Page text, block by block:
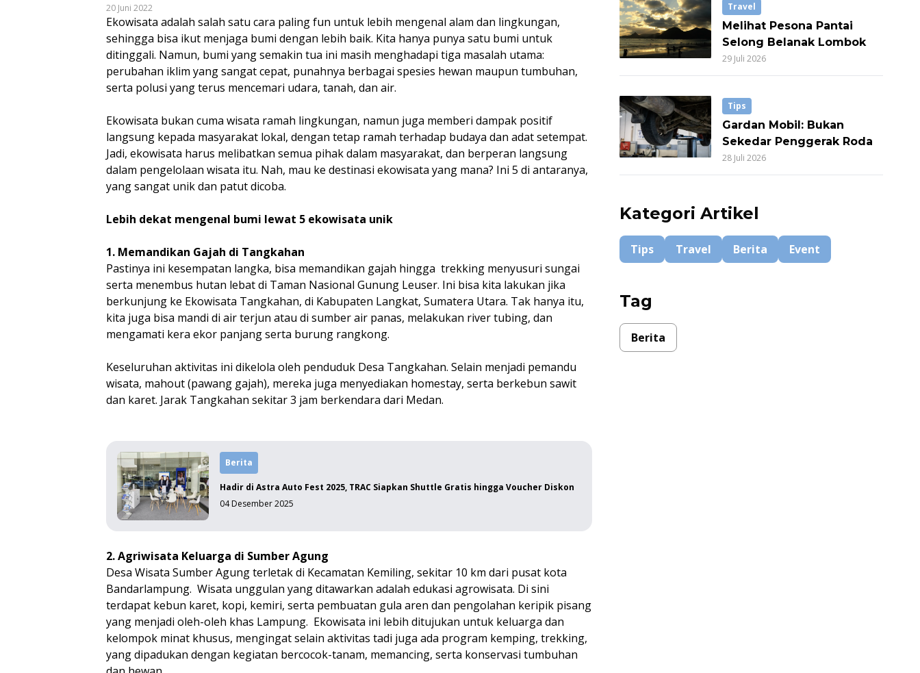
20 Juni 2022
Ekowisata adalah salah satu cara paling fun untuk lebih mengenal alam dan lingkungan,
sehingga bisa ikut menjaga bumi dengan lebih baik. Kita hanya punya satu bumi untuk
ditinggali. Namun, bumi yang semakin tua ini masih menghadapi tiga masalah utama:
perubahan iklim yang sangat cepat, punahnya berbagai spesies hewan maupun tumbuhan,
serta polusi yang terus mencemari udara, tanah, dan air.
Ekowisata bukan cuma wisata ramah lingkungan, namun juga memberi dampak positif
langsung kepada masyarakat lokal, dengan tetap ramah terhadap budaya dan adat setempat.
Jadi, ekowisata harus melibatkan semua pihak dalam masyarakat, dan berperan langsung
dalam pengelolaan wisata itu. Nah, mau ke destinasi ekowisata yang mana? Ini 5 di antaranya,
yang sangat unik dan patut dicoba.
Lebih dekat mengenal bumi lewat 5 ekowisata unik
1. Memandikan Gajah di Tangkahan
Pastinya ini kesempatan langka, bisa memandikan gajah hingga trekking menyusuri sungai
serta menembus hutan lebat di Taman Nasional Gunung Leuser. Ini bisa kita lakukan jika
berkunjung ke Ekowisata Tangkahan, di Kabupaten Langkat, Sumatera Utara. Tak hanya itu,
kita juga bisa mandi di air terjun atau di sumber air panas, melakukan river tubing, dan
mengamati kera ekor panjang serta burung rangkong.
Keseluruhan aktivitas ini dikelola oleh penduduk Desa Tangkahan. Selain menjadi pemandu
wisata, mahout (pawang gajah), mereka juga menyediakan homestay, serta berkebun sawit
dan karet. Jarak Tangkahan sekitar 3 jam berkendara dari Medan.
Berita
Hadir di Astra Auto Fest 2025, TRAC Siapkan Shuttle Gratis hingga Voucher Diskon
04 Desember 2025
2. Agriwisata Keluarga di Sumber Agung
Desa Wisata Sumber Agung terletak di Kecamatan Kemiling, sekitar 10 km dari pusat kota
Bandarlampung. Wisata unggulan yang ditawarkan adalah edukasi agrowisata. Di sini
terdapat kebun karet, kopi, kemiri, serta pembuatan gula aren dan pengolahan keripik pisang
yang menjadi oleh-oleh khas Lampung. Ekowisata ini lebih ditujukan untuk keluarga dan
kelompok minat khusus, mengingat selain aktivitas tadi juga ada program kemping, trekking,
yang dipadukan dengan kegiatan bercocok-tanam, memancing, serta konservasi tumbuhan
Travel
Melihat Pesona Pantai
Selong Belanak Lombok
29 Juli 2026
Tips
Gardan Mobil: Bukan
Sekedar Penggerak Roda
28 Juli 2026
Kategori Artikel
Tips Travel Berita Event
Tag
Berita